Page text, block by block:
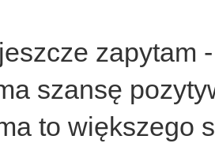
zapytam
szansę
to większego